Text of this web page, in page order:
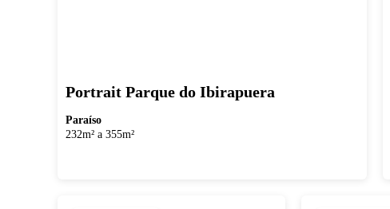
Portrait Parque do Ibirapuera
Paraíso
232m² a 355m²